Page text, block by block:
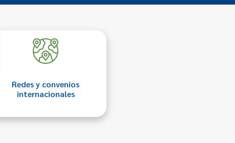
Redes y convenios
internacionales